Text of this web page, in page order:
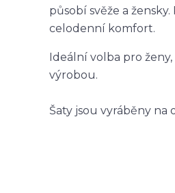
působí svěže a žensky.
celodenní komfort.
Ideální volba pro
výrobou.
Šaty jsou vyráběny na